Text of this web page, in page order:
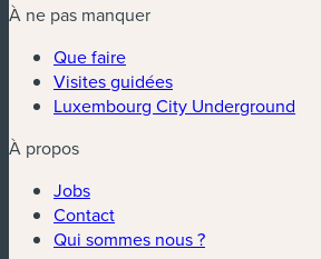
À ne pas manquer
Que faire
Visites guidées
Luxembourg City Underground
À propos
Jobs
Contact
Qui sommes nous ?